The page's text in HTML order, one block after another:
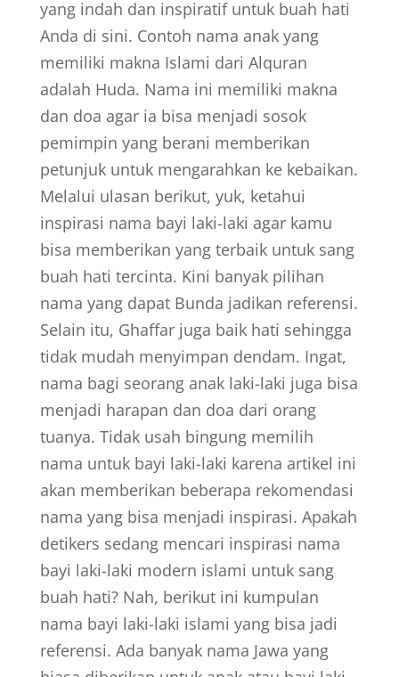
yang indah dan inspiratif untuk buah hati
Anda di sini. Contoh nama anak yang
memiliki makna Islami dari Alquran
adalah Huda. Nama ini memiliki makna
dan doa agar ia bisa menjadi sosok
pemimpin yang berani memberikan
petunjuk untuk mengarahkan ke kebaikan.
Melalui ulasan berikut, yuk, ketahui
inspirasi nama bayi laki-laki agar kamu
bisa memberikan yang terbaik untuk sang
buah hati tercinta. Kini banyak pilihan
nama yang dapat Bunda jadikan referensi.
Selain itu, Ghaffar juga baik hati sehingga
tidak mudah menyimpan dendam. Ingat,
nama bagi seorang anak laki-laki juga bisa
menjadi harapan dan doa dari orang
tuanya. Tidak usah bingung memilih
nama untuk bayi laki-laki karena artikel ini
akan memberikan beberapa rekomendasi
nama yang bisa menjadi inspirasi. Apakah
detikers sedang mencari inspirasi nama
bayi laki-laki modern islami untuk sang
buah hati? Nah, berikut ini kumpulan
nama bayi laki-laki islami yang bisa jadi
referensi. Ada banyak nama Jawa yang